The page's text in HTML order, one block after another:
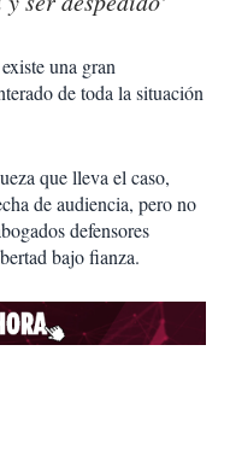
una gran
de toda la situación
que lleva el caso,
de audiencia, pero no
defensores
bajo fianza.